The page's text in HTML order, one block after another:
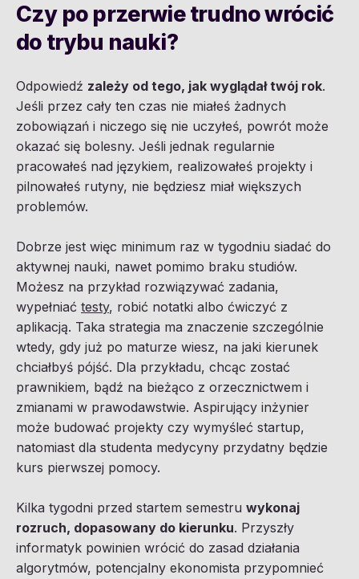
Czy po przerwie trudno wrócić
do trybu nauki?
Odpowiedź zależy od tego, jak wyglądał twój rok.
Jeśli przez cały ten czas nie miałeś żadnych
zobowiązań i niczego się nie uczyłeś, powrót może
okazać się bolesny. Jeśli jednak regularnie
pracowałeś nad językiem, realizowałeś projekty i
pilnowałeś rutyny, nie będziesz miał większych
problemów.
Dobrze jest więc minimum raz w tygodniu siadać do
aktywnej nauki, nawet pomimo braku studiów.
Możesz na przykład rozwiązywać zadania,
wypełniać testy, robić notatki albo ćwiczyć z
aplikacją. Taka strategia ma znaczenie szczególnie
wtedy, gdy już po maturze wiesz, na jaki kierunek
chciałbyś pójść. Dla przykładu, chcąc zostać
prawnikiem, bądź na bieżąco z orzecznictwem i
zmianami w prawodawstwie. Aspirujący inżynier
może budować projekty czy wymyśleć startup,
natomiast dla studenta medycyny przydatny będzie
kurs pierwszej pomocy.
Kilka tygodni przed startem semestru wykonaj
rozruch, dopasowany do kierunku. Przyszły
informatyk powinien wrócić do zasad działania
algorytmów, potencjalny ekonomista przypomnieć